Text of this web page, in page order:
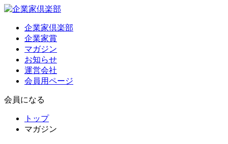
企業家倶楽部
企業家賞
マガジン
お知らせ
運営会社
会員用ページ
会員になる
トップ
マガジン